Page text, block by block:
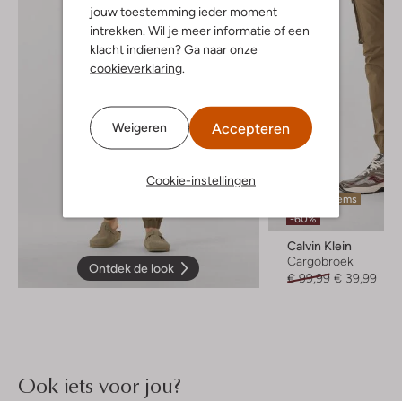
jouw toestemming ieder moment
intrekken. Wil je meer informatie of een
klacht indienen? Ga naar onze
cookieverklaring
Weigeren Accepteren
Cookie-instellingen
Ontdek de look
Laatste items
-60%
Calvin Klein
Cargobroek
€ 99,99 € 39,99
Ook iets voor jou?